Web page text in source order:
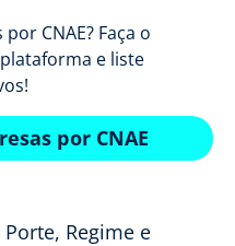
CNAE? Faça o
e liste
por CNAE
Regime e